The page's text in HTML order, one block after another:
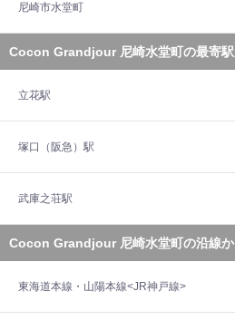
尼崎市水堂町
Cocon Grandjour 尼崎水堂町の最寄
立花駅
塚口（阪急）駅
武庫之荘駅
Cocon Grandjour 尼崎水堂町の沿線
東海道本線・山陽本線<JR神戸線>